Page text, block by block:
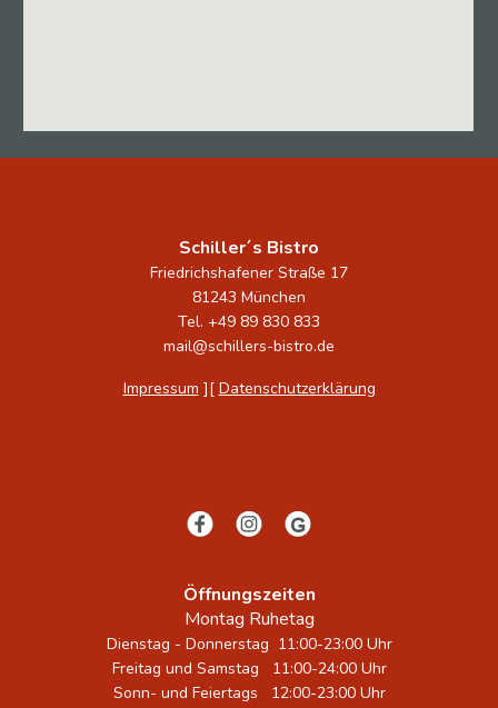
Schiller´s Bistro
Friedrichshafener Straße 17
81243 München
Tel. +49 89 830 833
mail@schillers-bistro.de
Impressum ][ Datenschutzerklärung
Öffnungszeiten
Montag Ruhetag
Dienstag - Donnerstag 11:00-23:00 Uhr
Freitag und Samstag 11:00-24:00 Uhr
Sonn- und Feiertags 12:00-23:00 Uhr